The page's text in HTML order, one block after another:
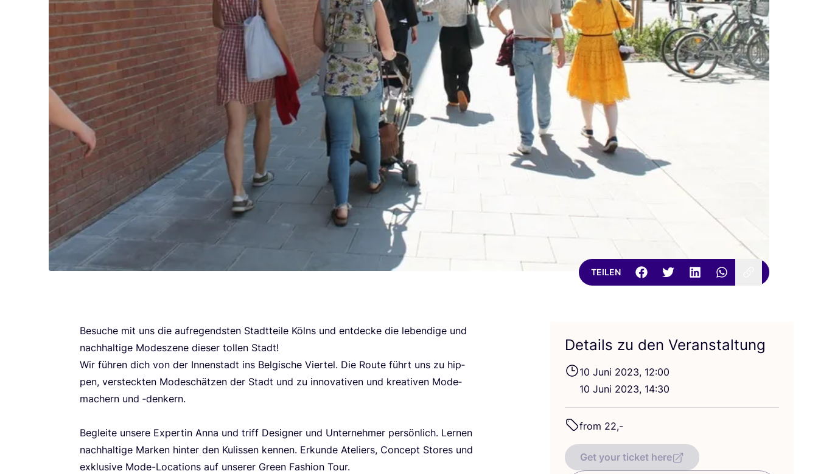
TEILEN
Besu­che mit uns die auf­re­gends­ten Stadt­tei­le Kölns und ent­de­cke die leben­di­ge und
nach­hal­ti­ge Mode­sze­ne die­ser tol­len Stadt!
Wir füh­ren dich von der Innen­stadt ins Bel­gi­sche Vier­tel. Die Rou­te führt uns zu hip­
pen, ver­steck­ten Mode­schät­zen der Stadt und zu inno­va­ti­ven und krea­ti­ven Mode­
ma­chern und ‑den­kern.
Beglei­te unse­re Exper­tin Anna und triff Desi­gner und Unter­neh­mer per­sön­lich. Ler­nen
nach­hal­ti­ge Mar­ken hin­ter den Kulis­sen ken­nen. Erkun­de Ate­liers, Con­cept Stores und
exklu­si­ve Mode-Loca­ti­ons auf unse­rer Green Fashion Tour.
Details zu den Veranstaltung
10 Juni 2023, 12:00
10 Juni 2023, 14:30
from 22,-
Get your ticket here